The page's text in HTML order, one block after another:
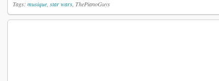
Tags: musique star wars , ThePianoGuys